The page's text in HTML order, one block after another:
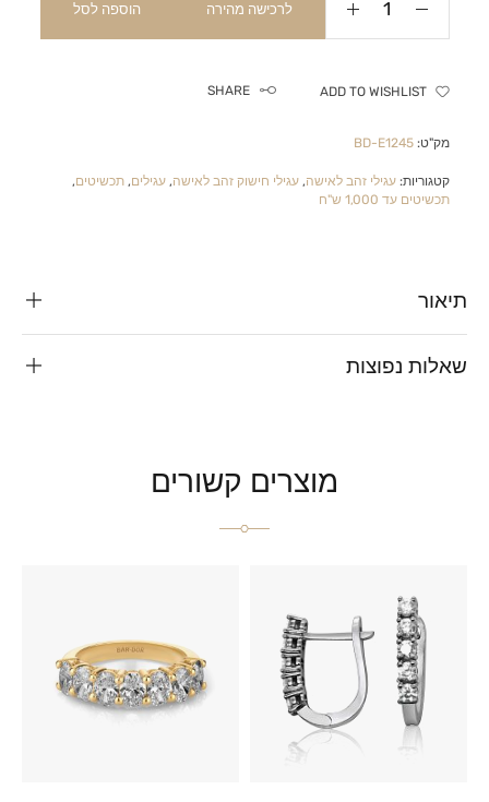
לרכישה מהירה הוספה לסל
ADD TO WISHLIST
SHARE
מק"ט:BD-E1245
קטגוריות:עגילי זהב לאישה,עגילי חישוק זהב לאישה,עגילים,תכשיטים,
תכשיטים עד 1,000 ש"ח
תיאור
שאלות נפוצות
מוצרים קשורים